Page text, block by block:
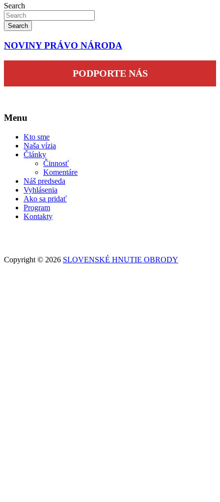
Search
Search
NOVINY PRÁVO NÁRODA
PODPORTE NÁS
Menu
Kto sme
Naša vízia
Články
Činnosť
Komentáre
Náš predseda
Vyhlásenia
Ako sa pridať
Program
Kontakty
Copyright © 2026 SLOVENSKÉ HNUTIE OBRODY